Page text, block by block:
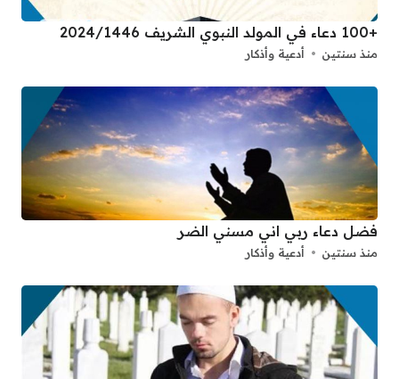
+100 دعاء في المولد النبوي الشريف 2024/1446
منذ سنتين أدعية وأذكار
فضل دعاء ربي اني مسني الضر
منذ سنتين أدعية وأذكار